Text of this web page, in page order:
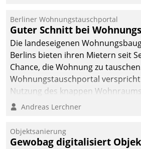
Berliner Wohnungstauschportal
Guter Schnitt bei
Die landeseigenen
Berlins bieten ihren Mietern seit
Chance, die Wohnung zu
Wohnungstauschportal
Nutzung des knappen
Anwendungsfall für Datatrains
Unternehmen.
Andreas Lerchner
Objektsanierung
Gewobag digitalisiert